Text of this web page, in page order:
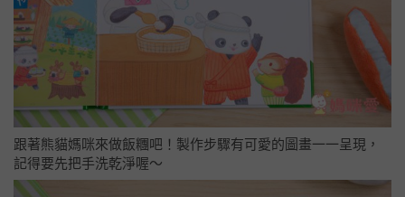
跟著熊貓媽咪來做飯糰吧！製作步驟有可愛的圖畫一一呈現，
記得要先把手洗乾淨喔～